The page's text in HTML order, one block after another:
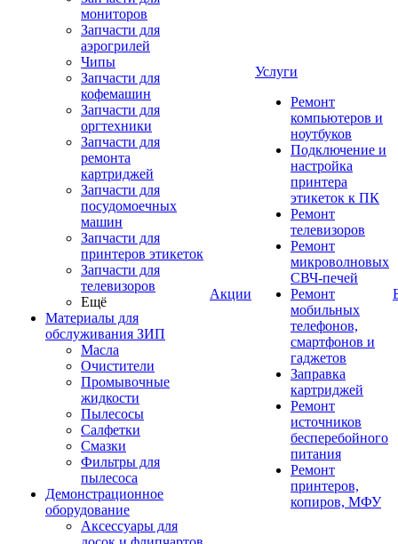
мониторов
Запчасти для
аэрогрилей
Чипы
Запчасти для
кофемашин
Запчасти для
оргтехники
Запчасти для
ремонта
картриджей
Запчасти для
посудомоечных
машин
Запчасти для
принтеров этикеток
Запчасти для
телевизоров
Ещё
Материалы для
обслуживания ЗИП
Масла
Очистители
Промывочные
жидкости
Пылесосы
Салфетки
Смазки
Фильтры для
пылесоса
Демонстрационное
оборудование
Аксессуары для
Акции
Услуги
Ремонт
компьютеров и
ноутбуков
Подключение и
настройка
принтера
этикеток к ПК
Ремонт
телевизоров
Ремонт
микроволновых
СВЧ-печей
Ремонт
мобильных
телефонов,
смартфонов и
гаджетов
Заправка
картриджей
Ремонт
источников
бесперебойного
питания
Ремонт
принтеров,
копиров, МФУ